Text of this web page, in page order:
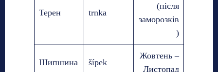
Терен trnka
(після
заморозків
)
Шипшина šípek
Жовтень –
Листопад